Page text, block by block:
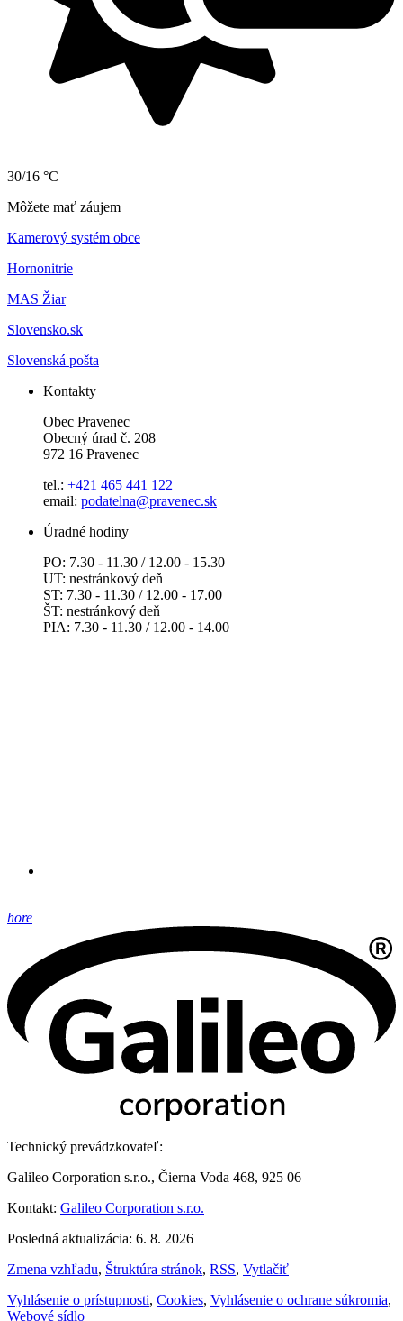
30/16 °C
Môžete mať záujem
Kamerový systém obce
Hornonitrie
MAS Žiar
Slovensko.sk
Slovenská pošta
Kontakty
Obec Pravenec
Obecný úrad č. 208
972 16 Pravenec
tel.: +421 465 441 122
email: podatelna@pravenec.sk
Úradné hodiny
PO: 7.30 - 11.30 / 12.00 - 15.30
UT: nestránkový deň
ST: 7.30 - 11.30 / 12.00 - 17.00
ŠT: nestránkový deň
PIA: 7.30 - 11.30 / 12.00 - 14.00
hore
Technický prevádzkovateľ:
Galileo Corporation s.r.o., Čierna Voda 468, 925 06
Kontakt: Galileo Corporation s.r.o.
Posledná aktualizácia: 6. 8. 2026
Zmena vzhľadu, Štruktúra stránok, RSS, Vytlačiť
Vyhlásenie o prístupnosti, Cookies, Vyhlásenie o ochrane súkromia,
Webové sídlo